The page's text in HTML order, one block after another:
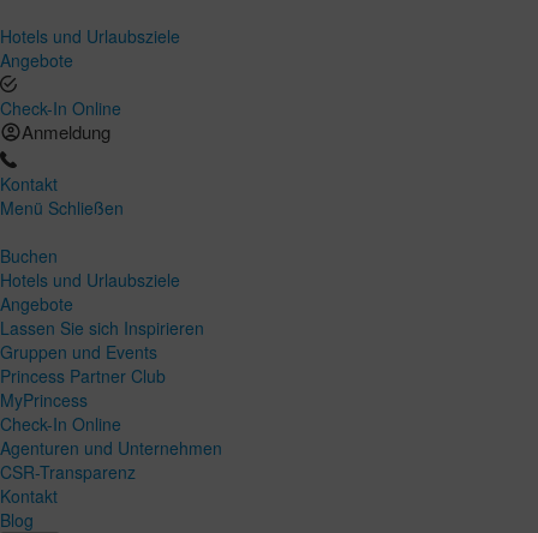
Hotels und Urlaubsziele
Angebote
Check-In Online
Anmeldung
Kontakt
Menü Schließen
Buchen
Hotels und Urlaubsziele
Angebote
Lassen Sie sich Inspirieren
Gruppen und Events
Princess Partner Club
MyPrincess
Check-In Online
Agenturen und Unternehmen
CSR-Transparenz
Kontakt
Blog